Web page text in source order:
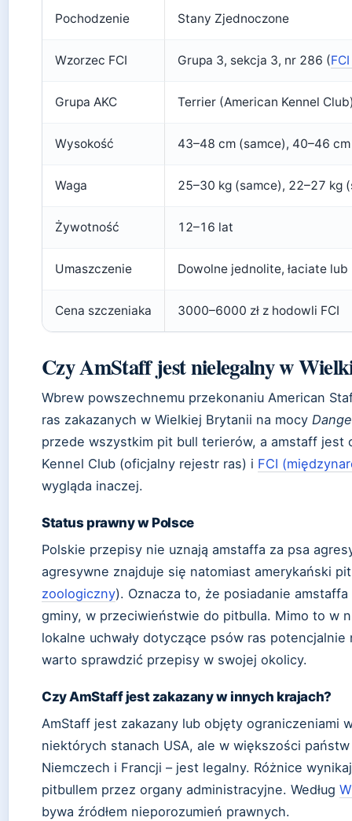
Pochodzenie Stany Zjednoczone
Wzorzec FCI Grupa 3, sekcja 3, nr 286 (
Grupa AKC Terrier (American Kennel
Wysokość 43–48 cm (samce), 40–46
Waga 25–30 kg (samce), 22–27 kg
Żywotność 12–16 lat
Umaszczenie Dowolne jednolite, łaciate
Cena szczeniaka 3000–6000 zł z hodowli FCI
Czy AmStaff jest nielegalny w
Wbrew powszechnemu przekonaniu American
ras zakazanych w Wielkiej Brytanii na mocy
przede wszystkim pit bull terierów, a amstaff jest
Kennel Club (oficjalny rejestr ras) i FCI
wygląda inaczej.
Status prawny w Polsce
Polskie przepisy nie uznają amstaffa za psa
agresywne znajduje się natomiast amerykański
zoologiczny). Oznacza to, że posiadanie
gminy, w przeciwieństwie do pitbulla. Mimo to w
lokalne uchwały dotyczące psów ras
warto sprawdzić przepisy w swojej okolicy.
Czy AmStaff jest zakazany w innych krajach?
AmStaff jest zakazany lub objęty ograniczeniami
niektórych stanach USA, ale w większości
Niemczech i Francji – jest legalny. Różnice
pitbullem przez organy administracyjne. Według
bywa źródłem nieporozumień prawnych.